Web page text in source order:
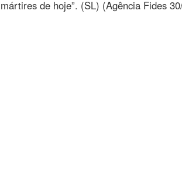
de hoje”. (SL) (Agência Fides